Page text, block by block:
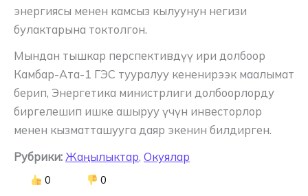
энергиясы менен камсыз кылуунун негизи
булактарына токтолгон.
Мындан тышкар перспективдүү ири долбоор
Камбар-Ата-1 ГЭС тууралуу кененирээк маалымат
берип, Энергетика министрлиги долбоорлорду
биргелешип ишке ашыруу үчүн инвесторлор
менен кызматташууга даяр экенин билдирген.
Рубрики: Жаңылыктар, Окуялар
0 0